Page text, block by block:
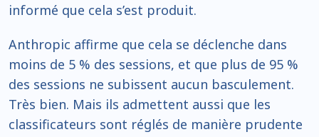
informé que cela s’est produit.
Anthropic affirme que cela se déclenche dans
moins de 5 % des sessions, et que plus de 95 %
des sessions ne subissent aucun basculement.
Très bien. Mais ils admettent aussi que les
classificateurs sont réglés de manière prudente